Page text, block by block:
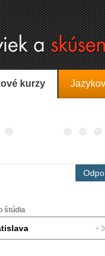
kurzy
štúdia